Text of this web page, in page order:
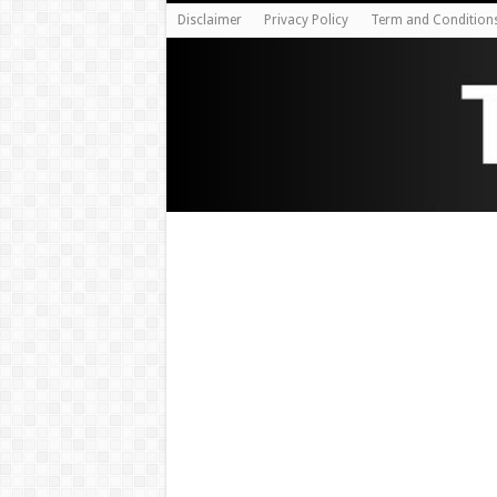
Disclaimer Privacy Policy Term and